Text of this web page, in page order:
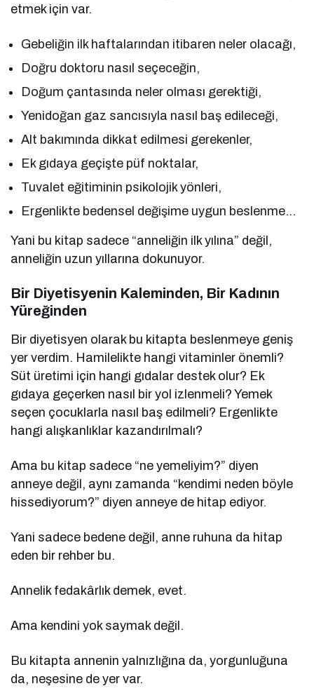
etmek için var.
Gebeliğin ilk haftalarından itibaren neler olacağı,
Doğru doktoru nasıl seçeceğin,
Doğum çantasında neler olması gerektiği,
Yenidoğan gaz sancısıyla nasıl baş edileceği,
Alt bakımında dikkat edilmesi gerekenler,
Ek gıdaya geçişte püf noktalar,
Tuvalet eğitiminin psikolojik yönleri,
Ergenlikte bedensel değişime uygun beslenme…
Yani bu kitap sadece “anneliğin ilk yılına” değil,
anneliğin uzun yıllarına dokunuyor.
Bir Diyetisyenin Kaleminden, Bir Kadının
Yüreğinden
Bir diyetisyen olarak bu kitapta beslenmeye geniş
yer verdim. Hamilelikte hangi vitaminler önemli?
Süt üretimi için hangi gıdalar destek olur? Ek
gıdaya geçerken nasıl bir yol izlenmeli? Yemek
seçen çocuklarla nasıl baş edilmeli? Ergenlikte
hangi alışkanlıklar kazandırılmalı?
Ama bu kitap sadece “ne yemeliyim?” diyen
anneye değil, aynı zamanda “kendimi neden böyle
hissediyorum?” diyen anneye de hitap ediyor.
Yani sadece bedene değil, anne ruhuna da hitap
eden bir rehber bu.
Annelik fedakârlık demek, evet.
Ama kendini yok saymak değil.
Bu kitapta annenin yalnızlığına da, yorgunluğuna
da, neşesine de yer var.